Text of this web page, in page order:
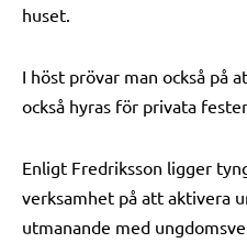
huset.
I höst prövar man också på
också hyras för privata fester.
Enligt Fredriksson ligger
verksamhet på att aktivera
utmanande med